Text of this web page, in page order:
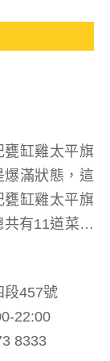
甕缸雞太平旗
滿狀態，這
甕缸雞太平旗
共有11道菜…
段457號
22:00
8333